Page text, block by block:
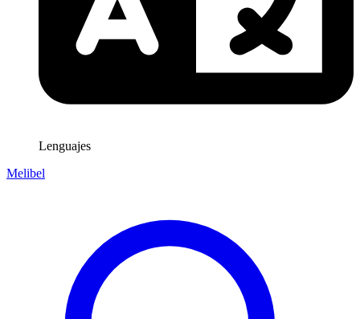
Lenguajes
Melibel